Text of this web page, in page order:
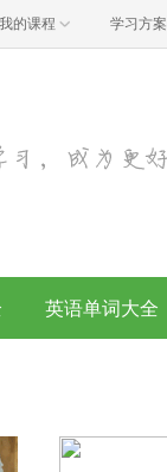
我的课程 学习方案
英语单词大全